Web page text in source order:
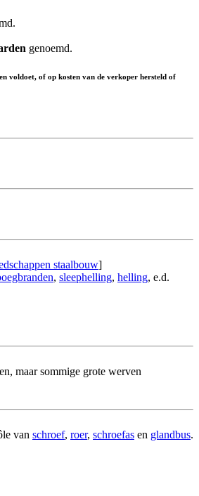
genoemd.
voldoet, of op kosten van de verkoper hersteld of
staalbouw]
, sleephelling, helling, e.d.
maar sommige grote werven
van schroef, roer, schroefas en glandbus.